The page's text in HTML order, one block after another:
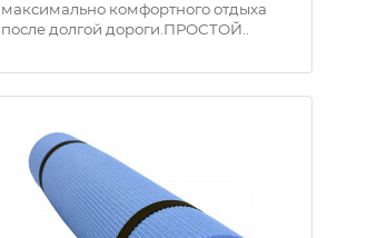
максимально комфортного отдыха
после долгой дороги.ПРОСТОЙ..